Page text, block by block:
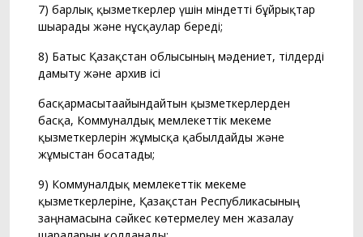
7) барлық қызметкерлер үшін міндетті бұйрықтар
шығарады және нұсқаулар береді;
8) Батыс Қазақстан облысының мәдениет, тілдерді
дамыту және архив ісі
басқармасытағайындайтын қызметкерлерден
басқа, Коммуналдық мемлекеттік мекеме
қызметкерлерін жұмысқа қабылдайды және
жұмыстан босатады;
9) Коммуналдық мемлекеттік мекеме
қызметкерлеріне, Қазақстан Республикасының
заңнамасына сәйкес көтермелеу мен жазалау